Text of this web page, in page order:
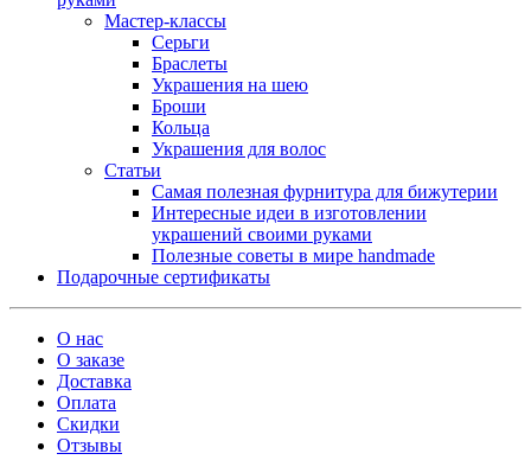
Мастер-классы
Серьги
Браслеты
Украшения на шею
Броши
Кольца
Украшения для волос
Статьи
Самая полезная фурнитура для бижутерии
Интересные идеи в изготовлении
украшений своими руками
Полезные советы в мире handmade
Подарочные сертификаты
О нас
О заказе
Доставка
Оплата
Скидки
Отзывы